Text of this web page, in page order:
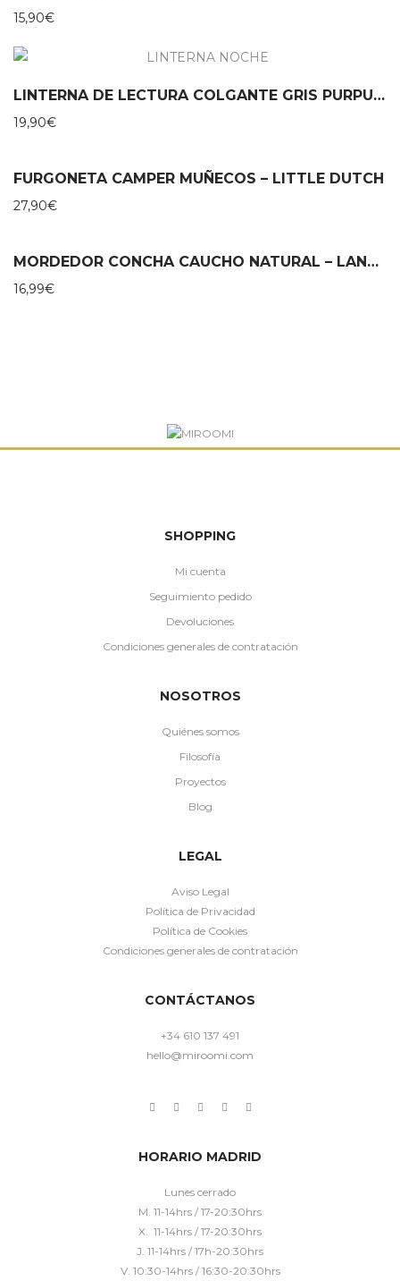
15,90€
LINTERNA DE LECTURA COLGANTE GRIS PURPURINA MOSES
19,90€
FURGONETA CAMPER MUÑECOS – LITTLE DUTCH
27,90€
MORDEDOR CONCHA CAUCHO NATURAL – LANCO
16,99€
SHOPPING
Mi cuenta
Seguimiento pedido
Devoluciones
Condiciones generales de contratación
NOSOTROS
Quiénes somos
Filosofía
Proyectos
Blog
LEGAL
Aviso Legal
Política de Privacidad
Política de Cookies
Condiciones generales de contratación
CONTÁCTANOS
+34 610 137 491
hello@miroomi.com
HORARIO MADRID
Lunes cerrado
M. 11-14hrs / 17-20:30hrs
X. 11-14hrs / 17-20:30hrs
J. 11-14hrs / 17h-20:30hrs
V. 10:30-14hrs / 16:30-20:30hrs